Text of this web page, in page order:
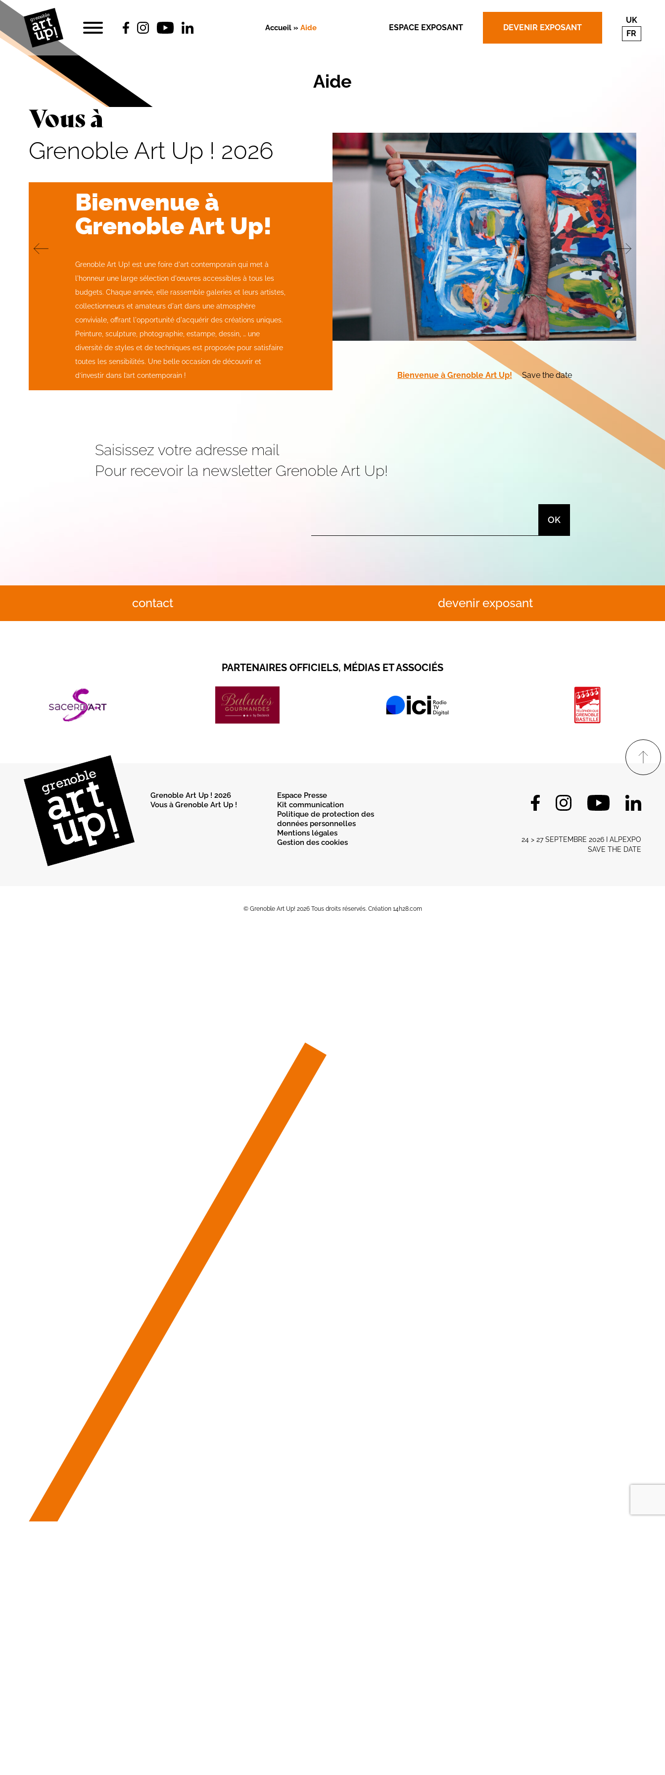
Accueil »Aide ESPACE EXPOSANT DEVENIR EXPOSANT
UK
FR
Aide
Vous à
Grenoble Art Up ! 2026
Bienvenue à
Grenoble Art Up!
Grenoble Art Up! est une foire d'art contemporain qui met à
l'honneur une large sélection d'œuvres accessibles à tous les
budgets. Chaque année, elle rassemble galeries et leurs artistes,
collectionneurs et amateurs d'art dans une atmosphère
conviviale, offrant l'opportunité d'acquérir des créations uniques.
Peinture, sculpture, photographie, estampe, dessin, … une
diversité de styles et de techniques est proposée pour satisfaire
toutes les sensibilités. Une belle occasion de découvrir et
d’investir dans l’art contemporain !
Bienvenue à Grenoble Art Up! Save the date
Saisissez votre adresse mail
Pour recevoir la newsletter Grenoble Art Up!
contact devenir exposant
PARTENAIRES OFFICIELS, MÉDIAS ET ASSOCIÉS
Grenoble Art Up ! 2026
Vous à Grenoble Art Up !
Espace Presse
Kit communication
Politique de protection des
données personnelles
Mentions légales
Gestion des cookies
24 > 27 SEPTEMBRE 2026 I ALPEXPO
SAVE THE DATE
© Grenoble Art Up! 2026 Tous droits réservés. Création 14h28.com